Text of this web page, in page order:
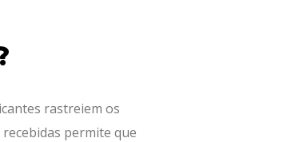
rastreiem os
permite que